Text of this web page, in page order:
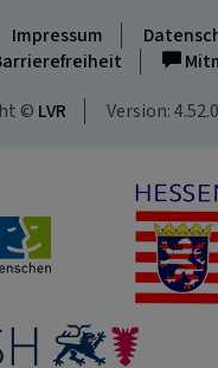
Impressum
© LVR Version: 4.52.0